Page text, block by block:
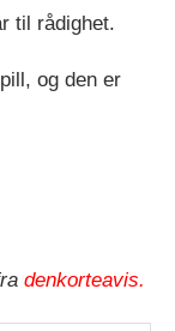
til rådighet.
og den er
denkorteavis.